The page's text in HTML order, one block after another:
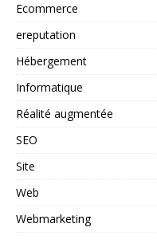
Ecommerce
ereputation
Hébergement
Informatique
Réalité augmentée
SEO
Site
Web
Webmarketing